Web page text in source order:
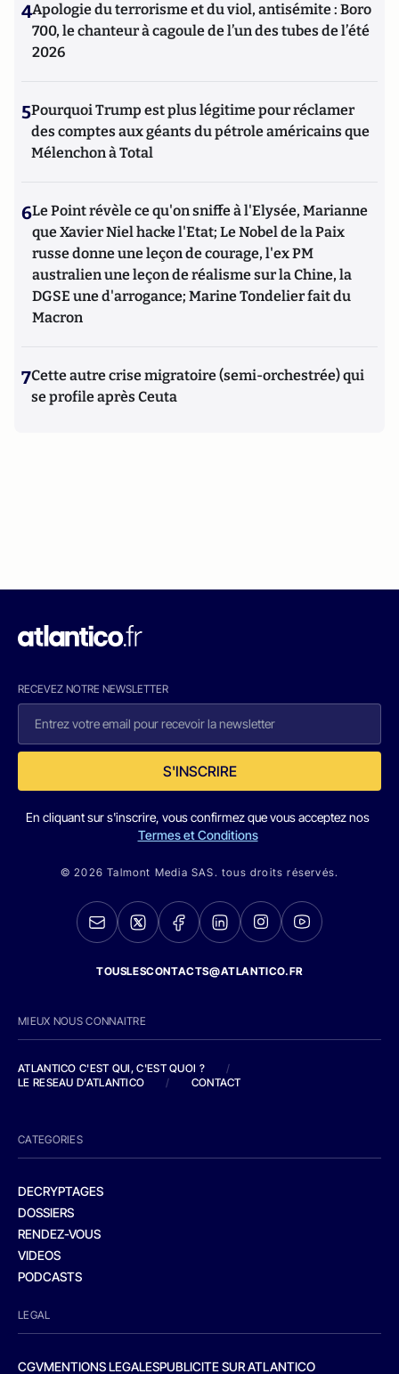
4Apologie du terrorisme et du viol, antisémite : Boro
700, le chanteur à cagoule de l’un des tubes de l’été
2026
5Pourquoi Trump est plus légitime pour réclamer
des comptes aux géants du pétrole américains que
Mélenchon à Total
6Le Point révèle ce qu'on sniffe à l'Elysée, Marianne
que Xavier Niel hacke l'Etat; Le Nobel de la Paix
russe donne une leçon de courage, l'ex PM
australien une leçon de réalisme sur la Chine, la
DGSE une d'arrogance; Marine Tondelier fait du
Macron
7Cette autre crise migratoire (semi-orchestrée) qui
se profile après Ceuta
RECEVEZ NOTRE NEWSLETTER
S'INSCRIRE
En cliquant sur s'inscrire, vous confirmez que vous acceptez nos
Termes et Conditions
© 2026 Talmont Media SAS. tous droits réservés.
TOUSLESCONTACTS@ATLANTICO.FR
MIEUX NOUS CONNAITRE
ATLANTICO C'EST QUI, C'EST QUOI ?
/
LE RESEAU D'ATLANTICO
/ CONTACT
CATEGORIES
DECRYPTAGES
DOSSIERS
RENDEZ-VOUS
VIDEOS
PODCASTS
LEGAL
CGVMENTIONS LEGALESPUBLICITE SUR ATLANTICO